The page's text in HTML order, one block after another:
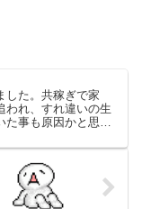
した。共稼ぎで家
われ、すれ違いの生
た事も原因かと思い